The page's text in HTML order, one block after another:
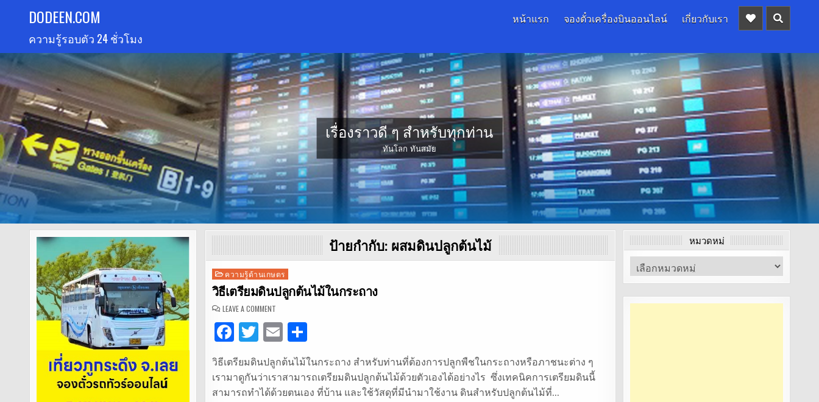
content
DODEEN.COM
ความรู้รอบตัว 24 ชั่วโมง
หน้าแรก จองตั๋วเครื่องบินออนไลน์ เกี่ยวกับเรา
เรื่องราวดี ๆ สำหรับทุกท่าน
ทันโลก ทันสมัย
ป้ายกำกับ: ผสมดินปลูกต้นไม้
Posted
in
ความรู้ด้านเกษตร
วิธีเตรียมดินปลูกต้นไม้ในกระถาง
LEAVE A COMMENTON
เตรียม
ดิน
ปลูก
ต้นไม้
กระถาง
F
a
c
e
T
it
te
E
m
ai
l
S
h
ar
e
วิธีเตรียมดินปลูกต้นไม้ในกระถาง สำหรับท่านที่ต้องการปลูกพืชในกระถางหรือภาชนะต่าง ๆ
เรามาดูกันว่าเราสามารถเตรียมดินปลูกต้นไม้ด้วยตัวเองได้อย่างไร ซึ่งเทคนิคการเตรียมดินนี้
สามารถทำได้ด้วยตนเอง ที่บ้าน และใช้วัสดุที่มีนำมาใช้งาน ดินสำหรับปลูกต้นไม้ที่…
หมวดหมู่
หมวด
หมู่